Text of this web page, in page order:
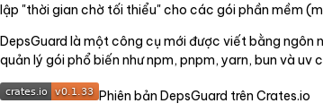
lập "thời gian chờ tối thiểu" cho các gói phần mềm
DepsGuard là một công cụ mới được viết bằng ngôn
quản lý gói phổ biến như npm, pnpm, yarn, bun và uv
Phiên bản DepsGuard trên Crates.io